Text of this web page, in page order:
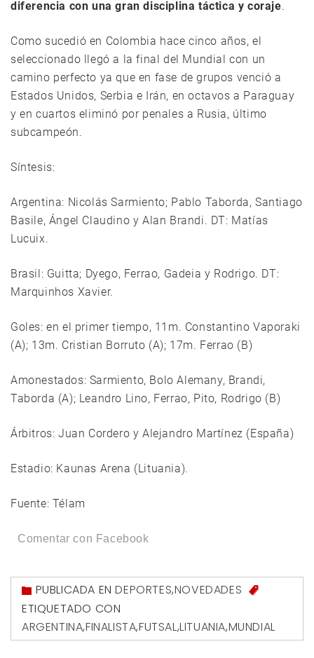
diferencia con una gran disciplina táctica y coraje.
Como sucedió en Colombia hace cinco años, el
seleccionado llegó a la final del Mundial con un
camino perfecto ya que en fase de grupos venció a
Estados Unidos, Serbia e Irán, en octavos a Paraguay
y en cuartos eliminó por penales a Rusia, último
subcampeón.
Síntesis:
Argentina: Nicolás Sarmiento; Pablo Taborda, Santiago
Basile, Ángel Claudino y Alan Brandi. DT: Matías
Lucuix.
Brasil: Guitta; Dyego, Ferrao, Gadeia y Rodrigo. DT:
Marquinhos Xavier.
Goles: en el primer tiempo, 11m. Constantino Vaporaki
(A); 13m. Cristian Borruto (A); 17m. Ferrao (B)
Amonestados: Sarmiento, Bolo Alemany, Brandi,
Taborda (A); Leandro Lino, Ferrao, Pito, Rodrigo (B)
Árbitros: Juan Cordero y Alejandro Martínez (España)
Estadio: Kaunas Arena (Lituania).
Fuente: Télam
Comentar con Facebook
PUBLICADA ENDEPORTES,NOVEDADES
ETIQUETADO CON
ARGENTINA,FINALISTA,FUTSAL,LITUANIA,MUNDIAL